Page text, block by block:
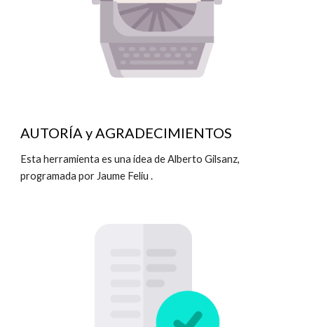
AUTORÍA y AGRADECIMIENTOS
Esta herramienta es una idea de Alberto Gilsanz,
programada por Jaume Feliu .